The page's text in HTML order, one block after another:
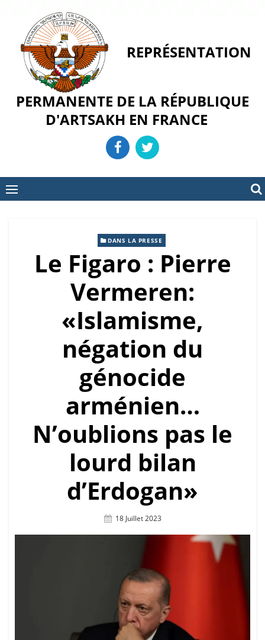
content
REPRÉSENTATION
PERMANENTE DE LA RÉPUBLIQUE
D'ARTSAKH EN FRANCE
DANS LA PRESSE
Le Figaro : Pierre
Vermeren:
«Islamisme,
négation du
génocide
arménien…
N’oublions pas le
lourd bilan
d’Erdogan»
Posted
18 Juillet 2023